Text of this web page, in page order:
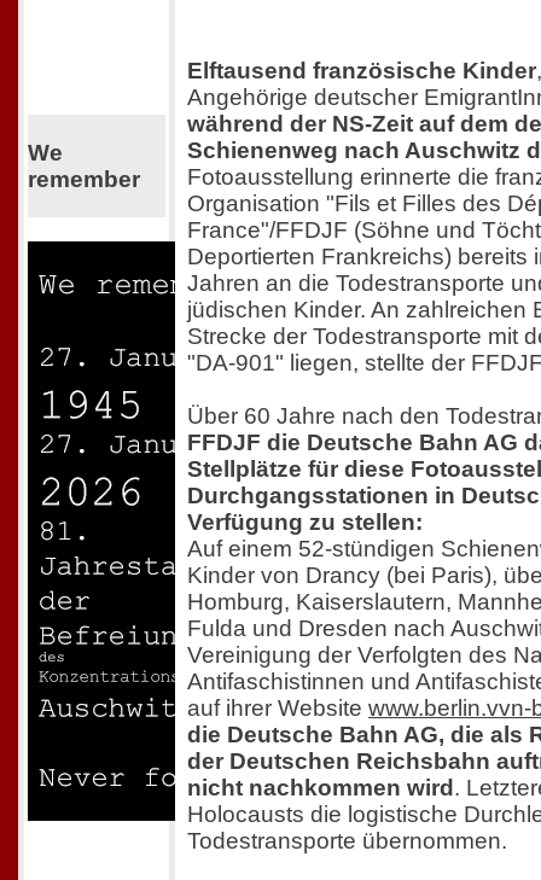
We
remember
Elftausend französische Kinder
Angehörige deutscher
während der NS-Zeit auf dem
Schienenweg nach Auschwitz
Fotoausstellung erinnerte die
Organisation "Fils et Filles des
France"/FFDJF (Söhne und
Deportierten Frankreichs) bereits
Jahren an die Todestransporte
jüdischen Kinder. An zahlreichen
Strecke der Todestransporte mit
"DA-901" liegen, stellte der
Über 60 Jahre nach den
FFDJF die Deutsche Bahn AG
Stellplätze für diese
Durchgangsstationen in
Verfügung zu stellen:
Auf einem 52-stündigen
Kinder von Drancy (bei Paris),
Homburg, Kaiserslautern,
Fulda und Dresden nach
Vereinigung der Verfolgten des
Antifaschistinnen und
auf ihrer Website www.berlin.vvn-
die Deutsche Bahn AG, die als
der Deutschen Reichsbahn
nicht nachkommen wird .
Holocausts die logistische
Todestransporte übernommen.